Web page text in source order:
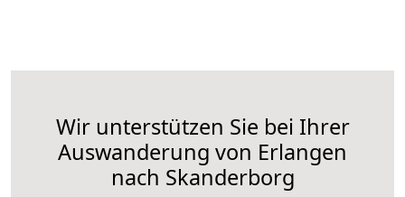
Wir unterstützen Sie bei Ihrer
Auswanderung von Erlangen
nach Skanderborg